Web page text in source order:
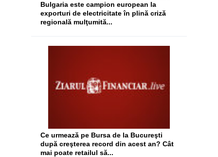
Bulgaria este campion european la
exporturi de electricitate în plină criză
regională mulţumită...
Ce urmează pe Bursa de la Bucureşti
după creşterea record din acest an? Cât
mai poate retailul să...